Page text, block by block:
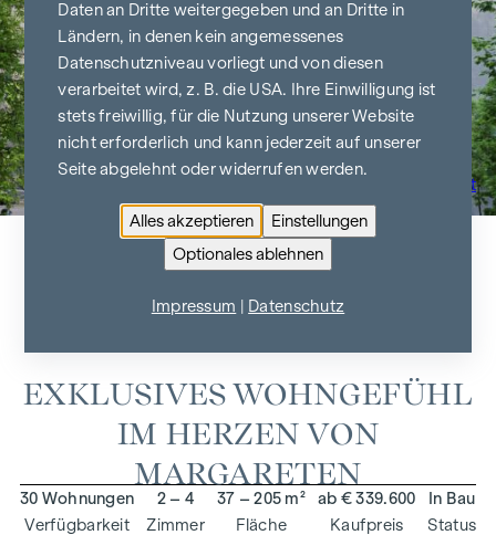
Zur Projektübersicht
SIEBENBRUNNENGASSE 44
EXKLUSIVES WOHNGEFÜHL
IM HERZEN VON
MARGARETEN
Verfügbarkeit
30 Wohnungen
Zimmer
2 – 4
Fläche
37 – 205 m²
Kaufpreis
ab € 339.600
Status
In Bau
Daten an Dritte weitergegeben und an Dritte in
Ländern, in denen kein angemessenes
Datenschutzniveau vorliegt und von diesen
verarbeitet wird, z. B. die USA. Ihre Einwilligung ist
stets freiwillig, für die Nutzung unserer Website
nicht erforderlich und kann jederzeit auf unserer
Seite abgelehnt oder widerrufen werden.
Alles akzeptieren
Einstellungen
Optionales ablehnen
Impressum Datenschutz